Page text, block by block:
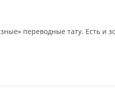
переводные тату. Есть и